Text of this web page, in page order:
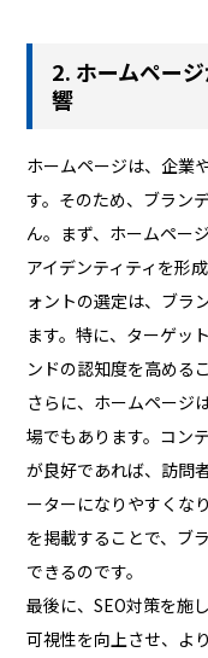
2. ホームペー
響
ホームページは、企業
す。そのため、ブラン
ん。まず、ホームペー
アイデンティティを形
ォントの選定は、ブラ
ます。特に、ターゲッ
ンドの認知度を高める
さらに、ホームページ
場でもあります。コン
が良好であれば、訪問
ーターになりやすくな
を掲載することで、ブ
できるのです。
最後に、SEO対策を施
可視性を向上させ、よ